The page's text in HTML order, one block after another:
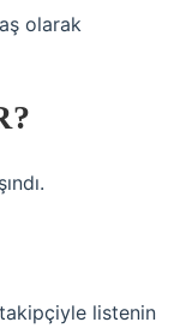
olarak
listenin